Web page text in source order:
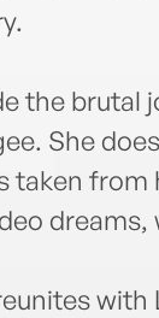
the brutal
She
from
with